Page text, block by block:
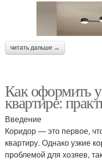
читать дальше →
Как оформить
квартире:
Введение
Коридор — это первое,
квартиру. Однако узкие
проблемой для хозяев,